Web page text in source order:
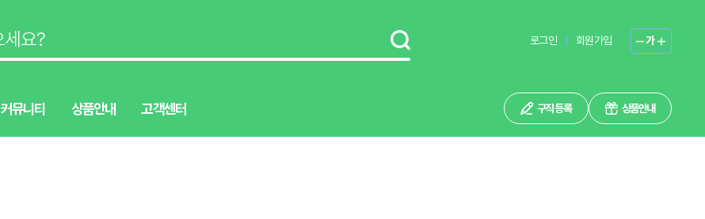
로그인 회원가입 가
커뮤니티 상품안내 고객센터 구직 등록 상품안내